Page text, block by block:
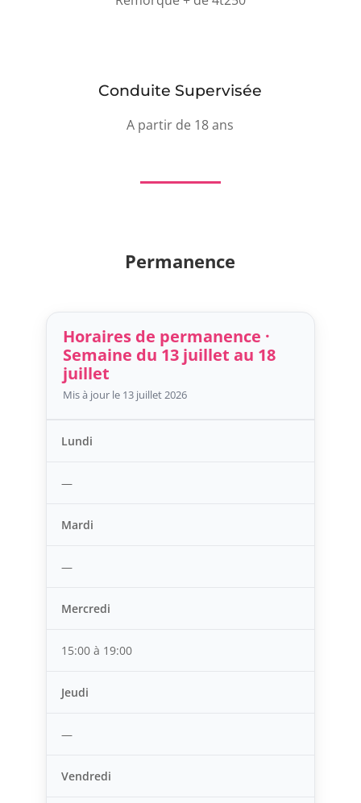
Conduite Supervisée
A partir de 18 ans
Permanence
Horaires de permanence ·
Semaine du 13 juillet au 18
juillet
Mis à jour le 13 juillet 2026
Lundi
—
Mardi
—
Mercredi
15:00 à 19:00
Jeudi
—
Vendredi